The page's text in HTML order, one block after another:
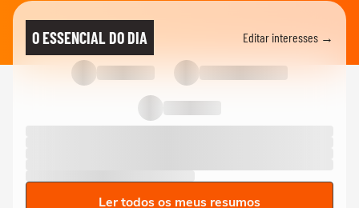
O ESSENCIAL DO DIA Editar interesses →
Ler todos os meus resumos